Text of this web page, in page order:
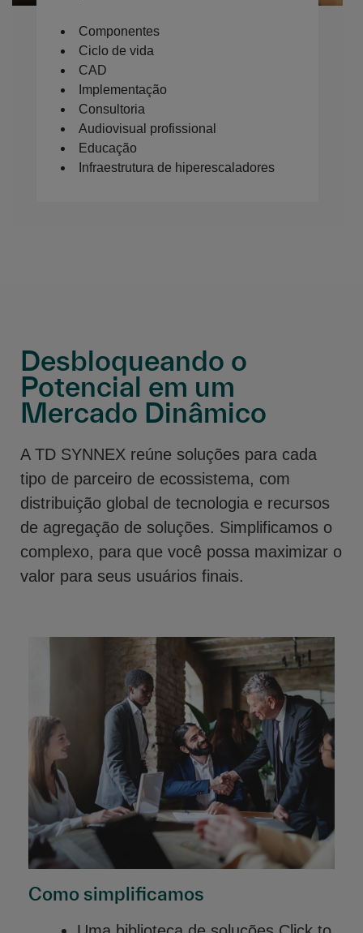
Componentes
Ciclo de vida
CAD
Implementação
Consultoria
Audiovisual profissional
Educação
Infraestrutura de hiperescaladores
Desbloqueando o
Potencial em um
Mercado Dinâmico
A TD SYNNEX reúne soluções para cada
tipo de parceiro de ecossistema, com
distribuição global de tecnologia e recursos
de agregação de soluções. Simplificamos o
complexo, para que você possa maximizar o
valor para seus usuários finais.
Como simplificamos